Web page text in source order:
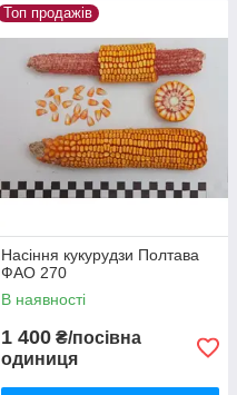
Топ продажів
Насіння кукурудзи Полтава
ФАО 270
В наявності
1 400 ₴/посівна
одиниця